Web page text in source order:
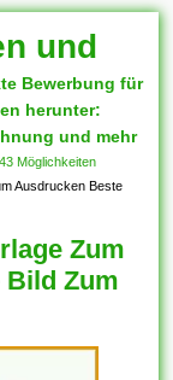
und
Bewerbung für
herunter:
und mehr
Möglichkeiten
Ausdrucken Beste
Zum
Zum